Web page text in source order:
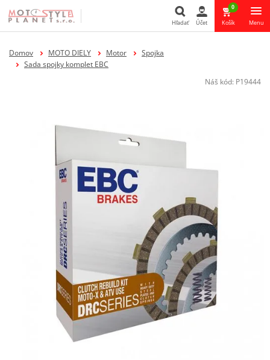
Hľadať Účet
0
Košík Menu
Domov MOTO DIELY Motor
Spojka
Sada spojky komplet EBC
Náš kód: P19444